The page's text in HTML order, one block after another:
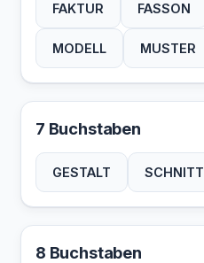
FAKTUR FASSON
MODELL MUSTER
7 Buchstaben
GESTALT SCHNITT
8 Buchstaben